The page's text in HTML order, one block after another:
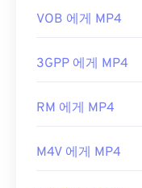
VOB 에게 MP4
3GPP 에게 MP4
RM 에게 MP4
M4V 에게 MP4